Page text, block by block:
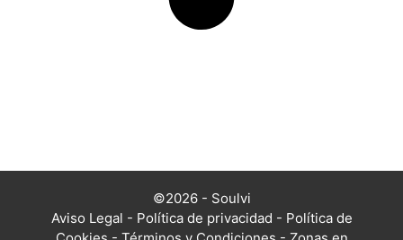
©2026 - Soulvi
Aviso Legal - Política de privacidad - Política de